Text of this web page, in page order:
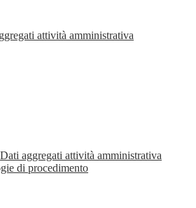
attività amministrativa
Dati aggregati attività amministrativa
di procedimento